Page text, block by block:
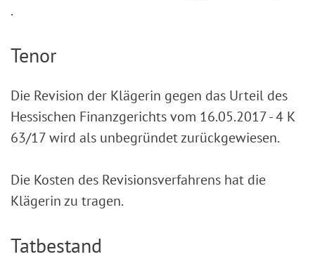
.
Tenor
Die Revision der Klägerin gegen das Urteil des
Hessischen Finanzgerichts vom 16.05.2017 - 4 K
63/17 wird als unbegründet zurückgewiesen.
Die Kosten des Revisionsverfahrens hat die
Klägerin zu tragen.
Tatbestand